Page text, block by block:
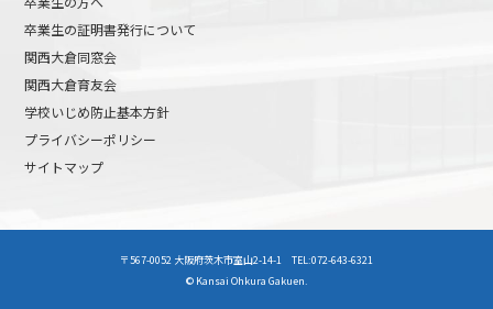
高校受験について
中学受験について
高等学校受験イベント
中学校受験イベント
卒業生の証明書発行について
関西大倉同窓会
関西大倉育友会
学校いじめ防止基本方針
プライバシーポリシー
サイトマップ
〒567-0052 大阪府茨木市室山2-14-1 TEL:072-643-6321
© Kansai Ohkura Gakuen.